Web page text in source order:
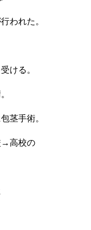
われた。
ける。
茎手術。
→高校の